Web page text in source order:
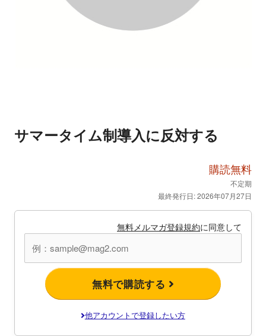
サマータイム制導入に反対する
購読無料
不定期
最終発行日: 2026年07月27日
無料メルマガ登録規約に同意して
無料で購読する
他アカウントで登録したい方